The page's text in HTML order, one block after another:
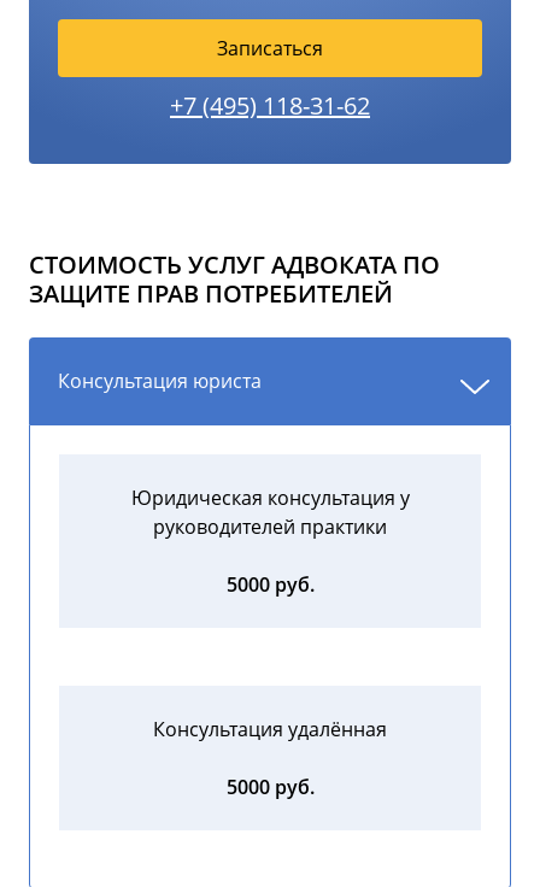
Записаться
+7 (495) 118-31-62
СТОИМОСТЬ УСЛУГ АДВОКАТА ПО
ЗАЩИТЕ ПРАВ ПОТРЕБИТЕЛЕЙ
Консультация юриста
Юридическая консультация у
руководителей практики
5000 руб.
Консультация удалённая
5000 руб.